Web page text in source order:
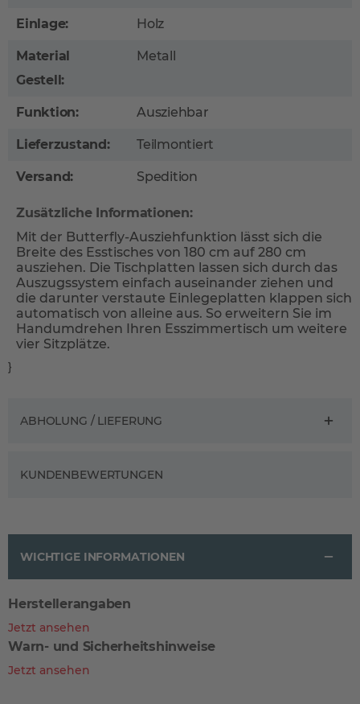
Einlage: Holz
Material
Gestell:
Metall
Funktion: Ausziehbar
Lieferzustand: Teilmontiert
Versand: Spedition
Zusätzliche Informationen:
Mit der Butterfly-Ausziehfunktion lässt sich die
Breite des Esstisches von 180 cm auf 280 cm
ausziehen. Die Tischplatten lassen sich durch das
Auszugssystem einfach auseinander ziehen und
die darunter verstaute Einlegeplatten klappen sich
automatisch von alleine aus. So erweitern Sie im
Handumdrehen Ihren Esszimmertisch um weitere
vier Sitzplätze.
}
ABHOLUNG / LIEFERUNG
KUNDENBEWERTUNGEN
WICHTIGE INFORMATIONEN
Herstellerangaben
Jetzt ansehen
Warn- und Sicherheitshinweise
Jetzt ansehen